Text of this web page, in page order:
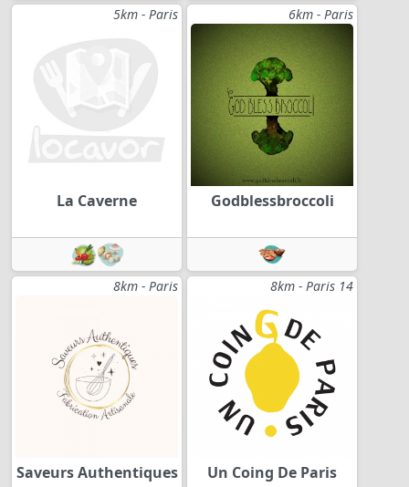
5km - Paris
La Caverne
6km - Paris
Godblessbroccoli
8km - Paris
Saveurs Authentiques
8km - Paris 14
Un Coing De Paris